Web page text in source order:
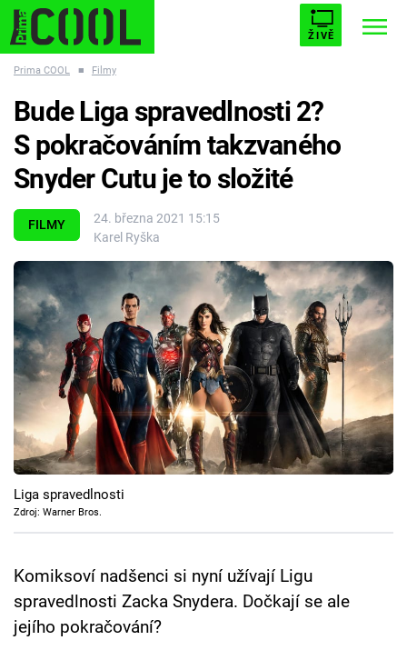
ŽIVĚ
ESCAPE PLNEJ KOTEL AVENGERS 5
Témata
Filmy
Seriály
Hry
Cool Esport
Pořady
TV Program
Přihlášení
Prima COOL ■ Filmy
FILMY
24. března 2021 15:15
Karel Ryška
Bude Liga spravedlnosti 2?
S pokračováním takzvaného
Snyder Cutu je to složité
Liga spravedlnosti
Zdroj: Warner Bros.
Komiksoví nadšenci si nyní užívají Ligu
spravedlnosti Zacka Snydera. Dočkají se ale
jejího pokračování?